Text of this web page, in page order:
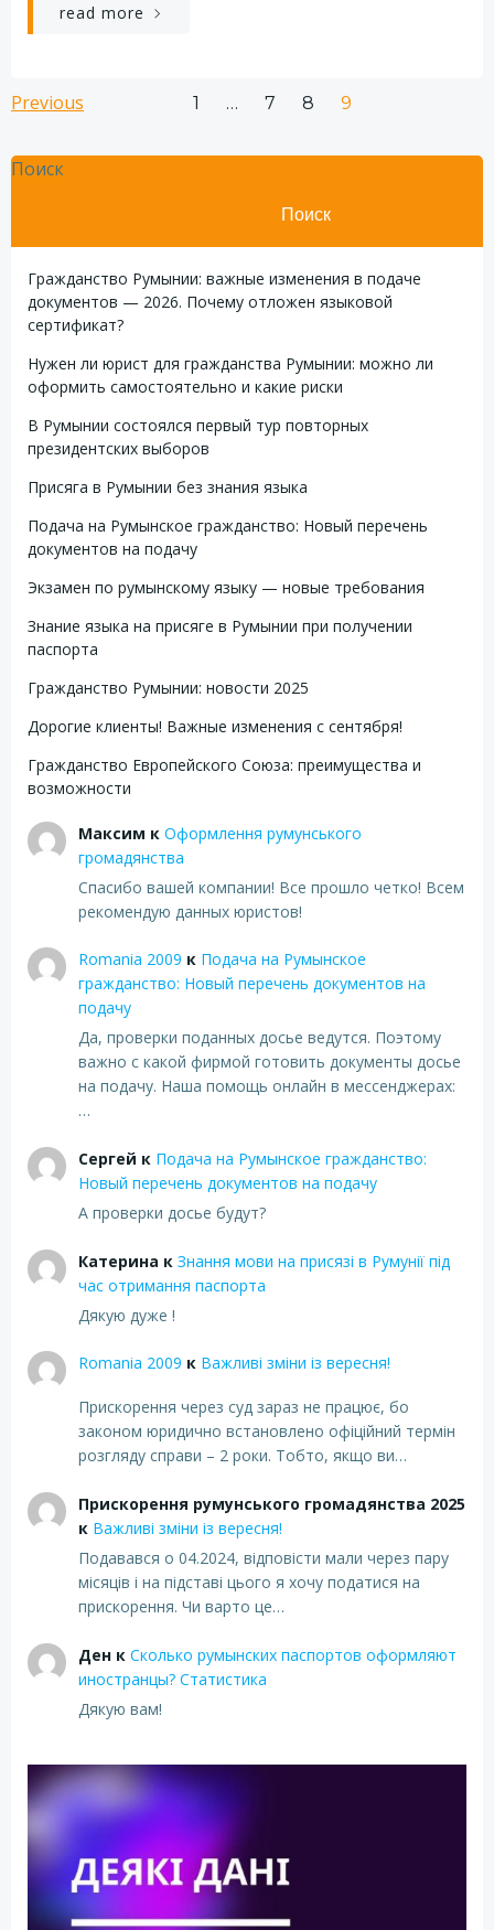
read more
Навигация
по
Previous
Навигация
по
Страница
1 … Страница
7 Страница
8 Страница
9
Поиск
Поиск
Гражданство Румынии: важные изменения в подаче
документов — 2026. Почему отложен языковой
сертификат?
Нужен ли юрист для гражданства Румынии: можно ли
оформить самостоятельно и какие риски
В Румынии состоялся первый тур повторных
президентских выборов
Присяга в Румынии без знания языка
Подача на Румынское гражданство: Новый перечень
документов на подачу
Экзамен по румынскому языку — новые требования
Знание языка на присяге в Румынии при получении
паспорта
Гражданство Румынии: новости 2025
Дорогие клиенты! Важные изменения с сентября!
Гражданство Европейского Союза: преимущества и
возможности
Максим к Оформлення румунського
громадянства
Спасибо вашей компании! Все прошло четко! Всем
рекомендую данных юристов!
Romania 2009 к Подача на Румынское
гражданство: Новый перечень документов на
подачу
Да, проверки поданных досье ведутся. Поэтому
важно с какой фирмой готовить документы досье
на подачу. Наша помощь онлайн в мессенджерах:
…
Сергей к Подача на Румынское гражданство:
Новый перечень документов на подачу
А проверки досье будут?
Катерина к Знання мови на присязі в Румунії під
час отримання паспорта
Дякую дуже !
Romania 2009 к Важливі зміни із вересня!
Прискорення через суд зараз не працює, бо
законом юридично встановлено офіційний термін
розгляду справи – 2 роки. Тобто, якщо ви…
Прискорення румунського громадянства 2025
к Важливі зміни із вересня!
Подавався о 04.2024, відповісти мали через пару
місяців і на підставі цього я хочу податися на
прискорення. Чи варто це…
Денк Сколько румынских паспортов оформляют
иностранцы? Статистика
Дякую вам!